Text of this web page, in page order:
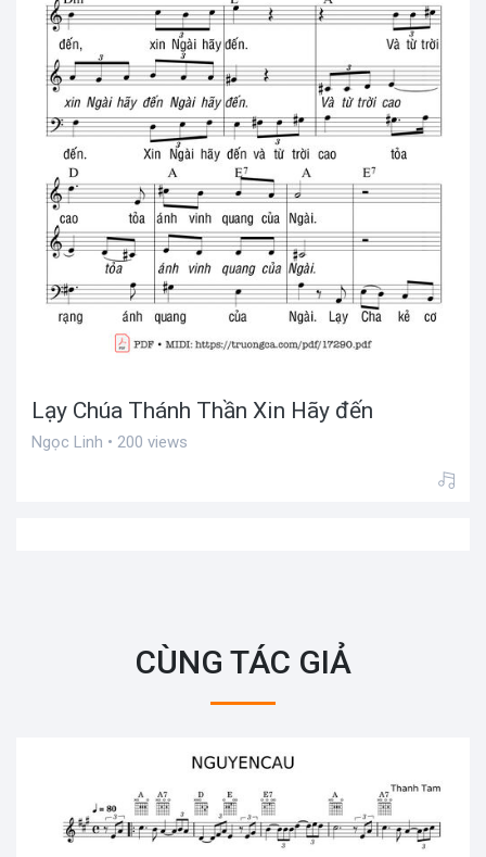
Lạy Chúa Thánh Thần Xin Hãy đến
Ngọc Linh • 200 views
CÙNG TÁC GIẢ